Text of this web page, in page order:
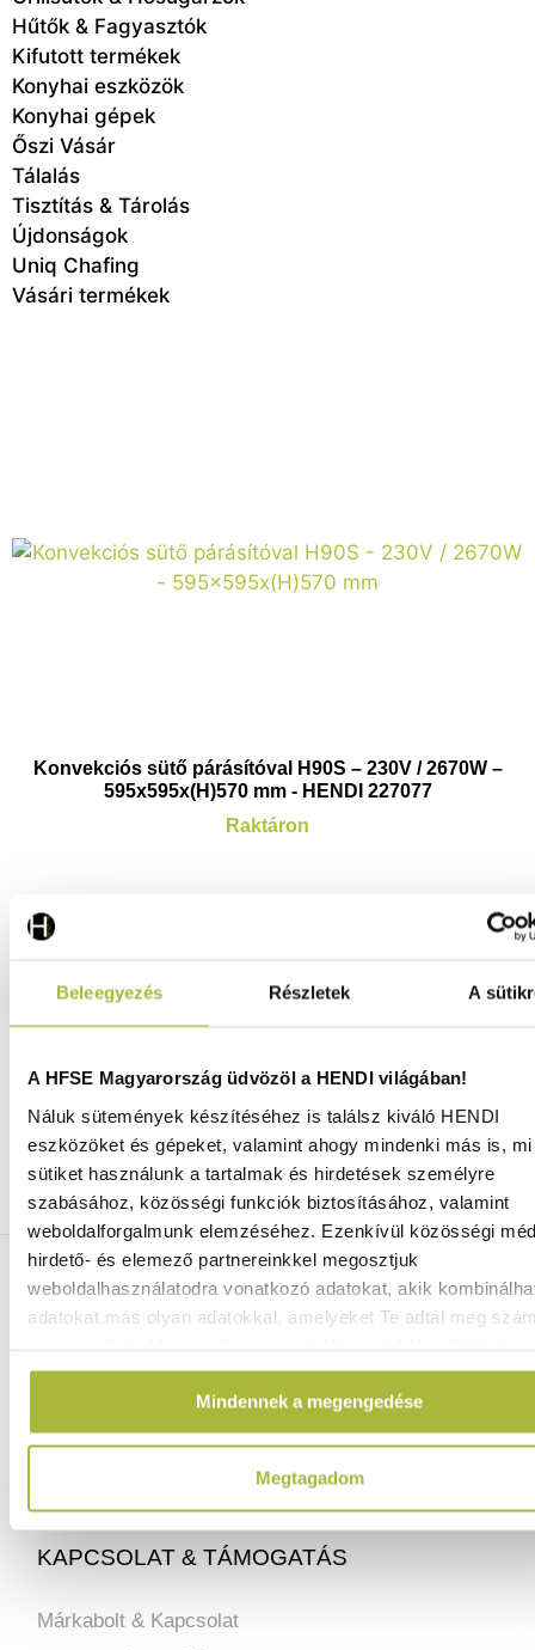
Beleegyezés Részletek A
A HFSE Magyarország üdvözöl a HENDI világában!
Náluk sütemények készítéséhez is találsz kiváló HENDI
eszközöket és gépeket, valamint ahogy mindenki más is,
sütiket használunk a tartalmak és hirdetések személyre
szabásához, közösségi funkciók biztosításához, valamint
weboldalforgalmunk elemzéséhez. Ezenkívül közösségi
hirdető- és elemező partnereinkkel megosztjuk
weboldalhasználatodra vonatkozó adatokat, akik
adatokat más olyan adatokkal, amelyeket Te adtál meg
Mindennek a megengedése
Megtagadom
Hűtők & Fagyasztók
Kifutott termékek
Konyhai eszközök
Konyhai gépek
Őszi Vásár
Tálalás
Tisztítás & Tárolás
Újdonságok
Uniq Chafing
Vásári termékek
Konvekciós sütő párásítóval H90S – 230V / 2670W –
595x595x(H)570 mm - HENDI 227077
Raktáron
Ingyenes szállítás 25 000 Ft felett
Szállítás akár 1 munkanapon belül
Mindig a legkedvezőbb HENDI árak
Több mint 2000 termék raktáron
ELÉRHETŐSÉGEINK
info@hfse.hu
KAPCSOLAT & TÁMOGATÁS
Márkabolt & Kapcsolat